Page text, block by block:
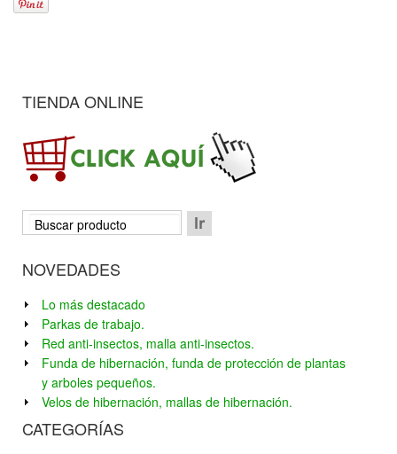
TIENDA ONLINE
NOVEDADES
Lo más destacado
Parkas de trabajo.
Red anti-insectos, malla anti-insectos.
Funda de hibernación, funda de protección de plantas
y arboles pequeños.
Velos de hibernación, mallas de hibernación.
CATEGORÍAS